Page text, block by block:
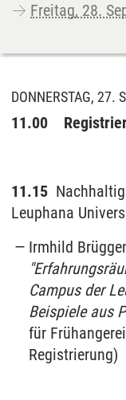
Freitag, 28.
DONNERSTAG, 27.
11.00
11.15
Leuphana
Irmhild
Campus der
Beispiele aus
für
Registrierung)